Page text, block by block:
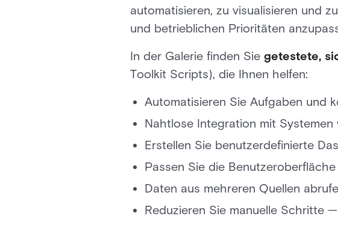
automatisieren, zu visualisieren und
und betrieblichen Prioritäten
In der Galerie finden Sie getestete,
Toolkit Scripts), die Ihnen helfen:
Automatisieren Sie Aufgaben und
Nahtlose Integration mit
Erstellen Sie benutzerdefinierte
Passen Sie die
Daten aus mehreren Quellen
Reduzieren Sie manuelle Schritte